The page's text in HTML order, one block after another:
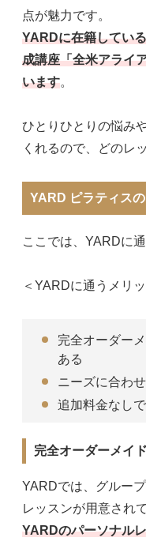
点が魅力です。
YARDに在籍してい
成講座「全米アライ
います。
ひとりひとりの悩み
くれるので、どのレ
YARD ピラティス
ここでは、YARDに
＜YARDに通うメリ
完全オーダー
ある
ニーズに合わ
追加料金なし
完全オーダーメイ
YARDでは、グルー
レッスンが用意され
YARDのパーソナル